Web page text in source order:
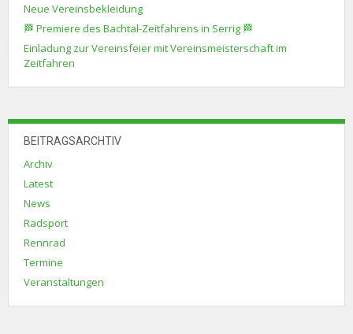
Neue Vereinsbekleidung
🏁 Premiere des Bachtal-Zeitfahrens in Serrig 🏁
Einladung zur Vereinsfeier mit Vereinsmeisterschaft im
Zeitfahren
BEITRAGSARCHTIV
Archiv
Latest
News
Radsport
Rennrad
Termine
Veranstaltungen